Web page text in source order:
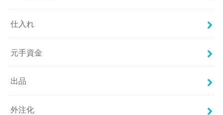
仕入れ
元手資金
出品
外注化